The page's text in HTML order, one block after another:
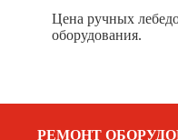
Цена ручных
оборудования.
РЕМОНТ